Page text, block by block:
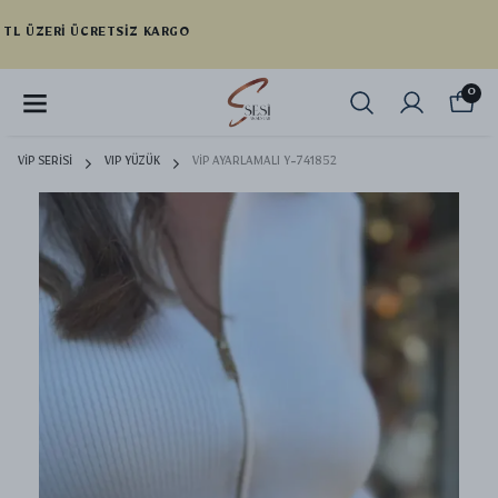
YENI SEZON ÜRÜNLER
0
VİP SERİSİ VIP YÜZÜK VİP AYARLAMALI Y-741852